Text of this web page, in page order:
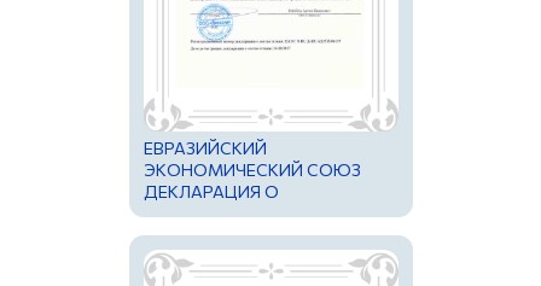
ЕВРАЗИЙСКИЙ
ЭКОНОМИЧЕСКИЙ СОЮЗ
ДЕКЛАРАЦИЯ О
СООТВЕТСТВИИ